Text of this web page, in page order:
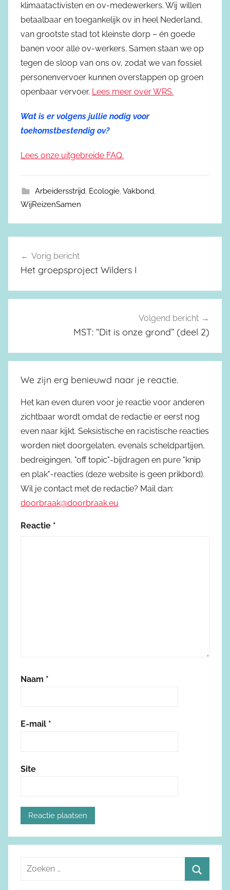
klimaatactivisten en ov-medewerkers. Wij willen
betaalbaar en toegankelijk ov in heel Nederland,
van grootste stad tot kleinste dorp – én goede
banen voor alle ov-werkers. Samen staan we op
tegen de sloop van ons ov, zodat we van fossiel
personen­vervoer kunnen overstappen op groen
openbaar vervoer. Lees meer over WRS.
Wat is er volgens jullie nodig voor
toekomstbestendig ov?
Lees onze uitgebreide FAQ.
Arbeidersstrijd, Ecologie,Vakbond,
WijReizenSamen
Berichtnavigatie
Vorig bericht
Het groepsproject Wilders I
Volgend bericht
MST: “Dit is onze grond” (deel 2)
We zijn erg benieuwd naar je reactie.
Het kan even duren voor je reactie voor anderen
zichtbaar wordt omdat de redactie er eerst nog
even naar kijkt. Seksistische en racistische reacties
worden niet doorgelaten, evenals scheldpartijen,
bedreigingen, "off topic"-bijdragen en pure "knip
en plak"-reacties (deze website is geen prikbord).
Wil je contact met de redactie? Mail dan:
doorbraak@doorbraak.eu
Reactie *
Naam *
E-mail *
Site